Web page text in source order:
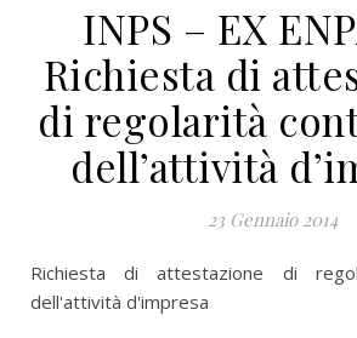
INPS – EX
Richiesta di
di regolarità
dell’attività
23 Gennaio 2014
Richiesta di attestazione di regolarità contributiva
dell'attività d'impresa